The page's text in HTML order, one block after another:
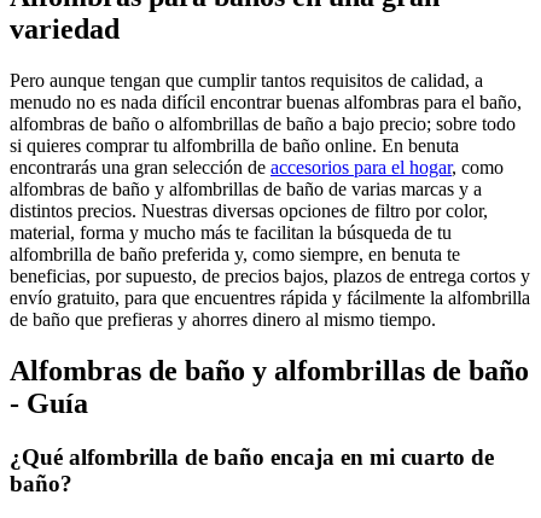
variedad
Pero aunque tengan que cumplir tantos requisitos de calidad, a
menudo no es nada difícil encontrar buenas alfombras para el baño,
alfombras de baño o alfombrillas de baño a bajo precio; sobre todo
si quieres comprar tu alfombrilla de baño online. En benuta
encontrarás una gran selección de accesorios para el hogar, como
alfombras de baño y alfombrillas de baño de varias marcas y a
distintos precios. Nuestras diversas opciones de filtro por color,
material, forma y mucho más te facilitan la búsqueda de tu
alfombrilla de baño preferida y, como siempre, en benuta te
beneficias, por supuesto, de precios bajos, plazos de entrega cortos y
envío gratuito, para que encuentres rápida y fácilmente la alfombrilla
de baño que prefieras y ahorres dinero al mismo tiempo.
Alfombras de baño y alfombrillas de baño
- Guía
¿Qué alfombrilla de baño encaja en mi cuarto de
baño?